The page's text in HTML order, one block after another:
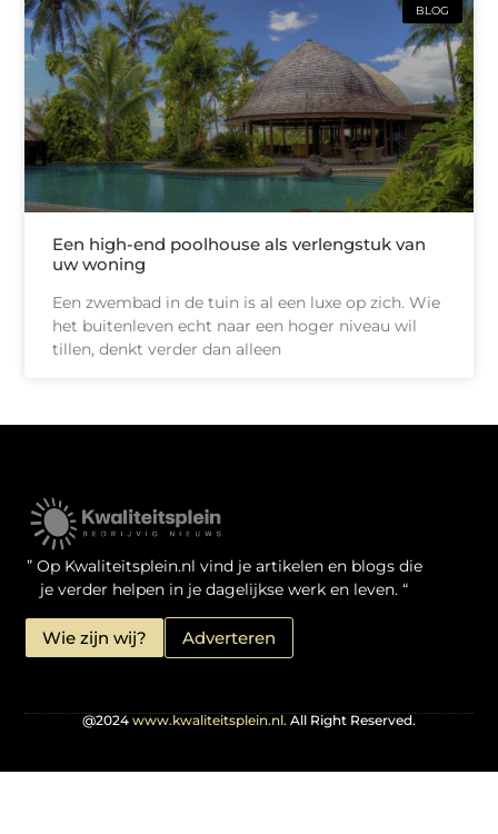
BLOG
Een high-end poolhouse als verlengstuk van
uw woning
Een zwembad in de tuin is al een luxe op zich. Wie
het buitenleven echt naar een hoger niveau wil
tillen, denkt verder dan alleen
” Op Kwaliteitsplein.nl vind je artikelen en blogs die
je verder helpen in je dagelijkse werk en leven. “
Wie zijn wij? Adverteren
@2024 www.kwaliteitsplein.nl. All Right Reserved.